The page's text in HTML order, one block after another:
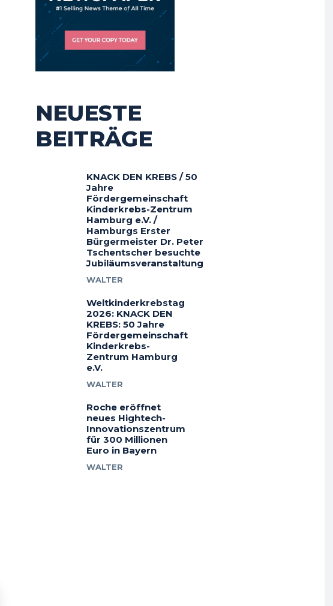
NEUESTE
BEITRÄGE
KNACK DEN KREBS / 50
Jahre
Fördergemeinschaft
Kinderkrebs-Zentrum
Hamburg e.V. /
Hamburgs Erster
Bürgermeister Dr. Peter
Tschentscher besuchte
Jubiläumsveranstaltung
WALTER
Weltkinderkrebstag
2026: KNACK DEN
KREBS: 50 Jahre
Fördergemeinschaft
Kinderkrebs-
Zentrum Hamburg
e.V.
WALTER
Roche eröffnet
neues Hightech-
Innovationszentrum
für 300 Millionen
Euro in Bayern
WALTER